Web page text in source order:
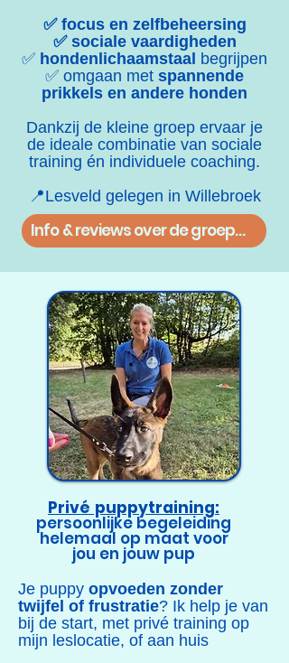
✅ focus en zelfbeheersing
✅ sociale vaardigheden
✅ hondenlichaamstaal begrijpen
✅ omgaan met spannende
prikkels en andere honden
Dankzij de kleine groep ervaar je
de ideale combinatie van sociale
training én individuele coaching.
📍Lesveld gelegen in Willebroek
Info & reviews over de groepslessen
Privé puppytraining:
persoonlijke begeleiding
helemaal op maat voor
jou en jouw pup
Je puppy opvoeden zonder
twijfel of frustratie? Ik help je van
bij de start, met privé training op
mijn leslocatie, of aan huis